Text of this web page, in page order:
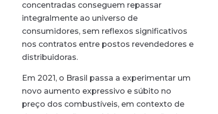
concentradas conseguem repassar
integralmente ao universo de
consumidores, sem reflexos significativos
nos contratos entre postos revendedores e
distribuidoras.
Em 2021, o Brasil passa a experimentar um
novo aumento expressivo e súbito no
preço dos combustíveis, em contexto de